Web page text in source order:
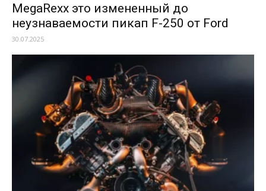
MegaRexx это измененный до
неузнаваемости пикап F-250 от Ford
30.07.2025